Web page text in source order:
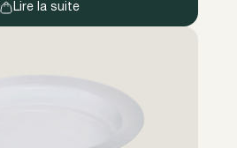
Lire la suite